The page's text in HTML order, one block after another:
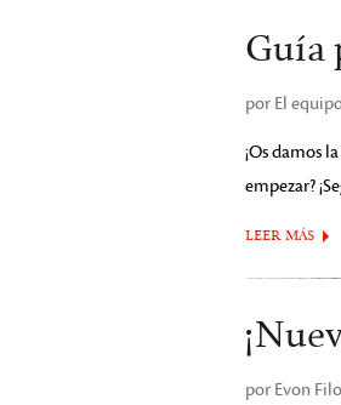
Guía
por El
¡Os damos
empezar?
LEER MÁS
por Evon